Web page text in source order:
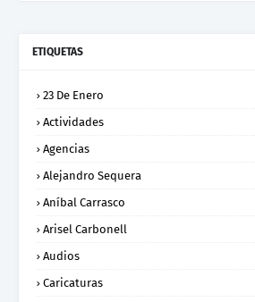
ETIQUETAS
23 De Enero
Actividades
Agencias
Alejandro Sequera
Aníbal Carrasco
Arisel Carbonell
Audios
Caricaturas